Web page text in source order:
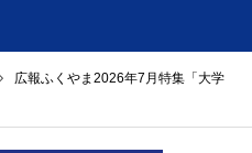
広報ふくやま2026年7月特集「大学